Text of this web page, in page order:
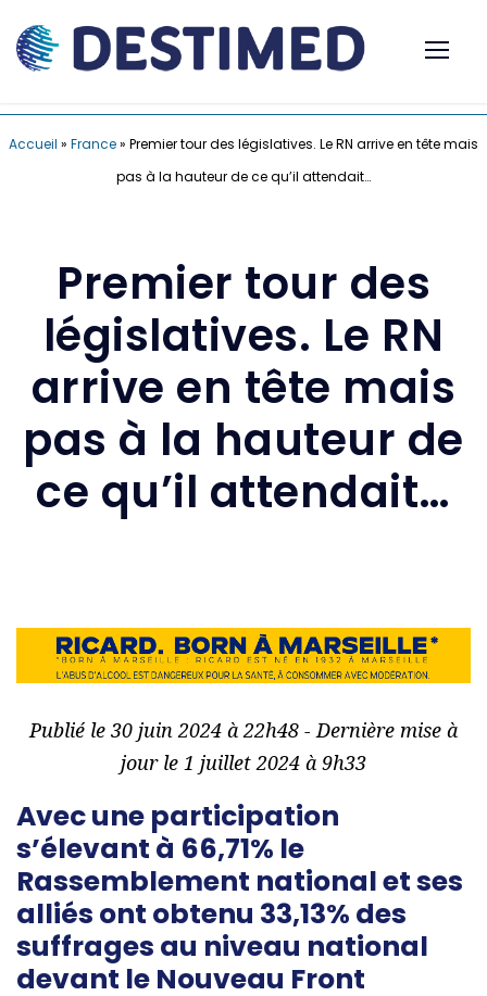
Accueil » France» Premier tour des législatives. Le RN arrive en tête mais
pas à la hauteur de ce qu’il attendait…
Premier tour des
législatives. Le RN
arrive en tête mais
pas à la hauteur de
ce qu’il attendait…
Publié le 30 juin 2024 à 22h48 - Dernière mise à
jour le 1 juillet 2024 à 9h33
Avec une participation
s’élevant à 66,71% le
Rassemblement national et ses
alliés ont obtenu 33,13% des
suffrages au niveau national
devant le Nouveau Front